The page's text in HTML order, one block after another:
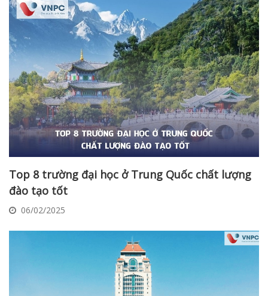
Top 8 trường đại học ở Trung Quốc chất lượng
đào tạo tốt
06/02/2025